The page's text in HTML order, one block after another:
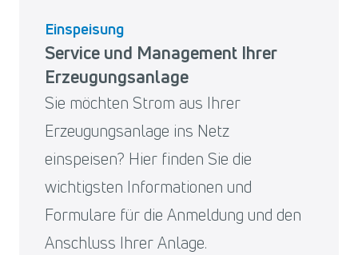
Einspeisung
Service und Management Ihrer
Erzeugungsanlage
Sie möchten Strom aus Ihrer
Erzeugungsanlage ins Netz
einspeisen? Hier finden Sie die
wichtigsten Informationen und
Formulare für die Anmeldung und den
Anschluss Ihrer Anlage.